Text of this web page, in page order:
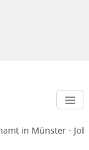
in Münster -